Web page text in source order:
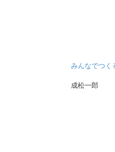
みんなでつく
成松一郎